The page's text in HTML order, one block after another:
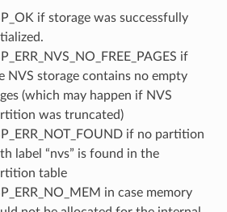
if storage was successfully
if
NVS storage contains no empty
(which may happen if NVS
was truncated)
if no partition
label “nvs” is found in the
table
in case memory